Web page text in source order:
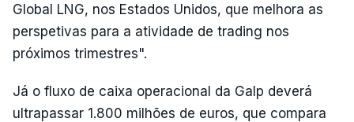
Global LNG, nos Estados Unidos, que melhora as
perspetivas para a atividade de trading nos
próximos trimestres".
Já o fluxo de caixa operacional da Galp deverá
ultrapassar 1.800 milhões de euros, que compara